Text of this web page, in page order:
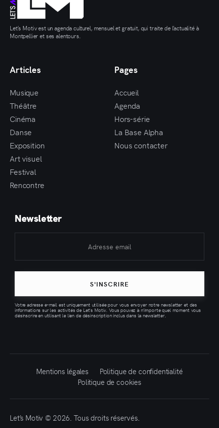
Let’s Motiv est un agenda culturel, mensuel et gratuit, qui traite de l’actualité à
Montpellier et ses alentours.
Articles
Musique
Théâtre
Cinéma
Danse
Exposition
Art visuel
Festival
Rencontre
Pages
Accueil
Agenda
Hors-série
La Base Alpha
Nous contacter
Newsletter
S'INSCRIRE
Votre adresse e-mail est uniquement utilisée pour vous envoyer notre newsletter et des
informations sur les activités de Let's Motiv. Vous pouvez à n'importe quel moment vous
désinscrire en utilisant le lien de désinscription inclus dans la newsletter.
Mentions légales
Politique de confidentialité
Politique de cookies
Let’s Motiv © 2026. Tous droits réservés.